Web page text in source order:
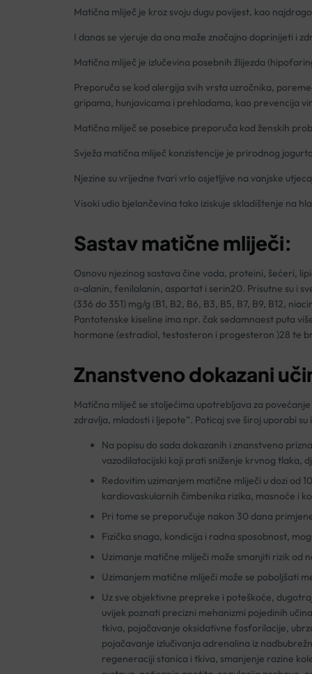
Matična mliječ je kroz svoju dugu povijest, kao
I danas se vjeruje da ona može značajno doprinijeti i
Matična mliječ je izlučevina posebnih žlijezda
Preporuča se kod alergija svih vrsta uzročnika,
gripama, hunjavicama i prehladama, kao prevencija
Matična mliječ se posebice preporuča kod ženskih
Svježa matična mliječ konzistencije je prirodnog
Njezine su vrijedne tvari vrlo osjetljive na vanjske
Visoki udio bjelančevina tako iziskuje skladištenje na
Sastav matične mliječi:
Osnovu njezinog sastava čine voda, proteini, šećeri,
α-alanin, fenilalanin, aspartat i serin20. Prisutne su i
(336 do 351) mg/g (B1, B2, B6, B3, B5, B7, B9, B12,
Pantotenske kiseline ima npr. čak sedamnaest puta
hormone (estradiol, testosteron i progesteron )28 te
Znanstveno dokazani
Matična mliječ se stoljećima upotrebljava za
zdravlja, mladosti i ljepote”. Poticaj sve široj uporabi
Na popisu do sada dokazanih i znanstveno
vazodilatacijski koji prati sniženje krvnog tlaka,
Redovitim uzimanjem matične mliječi u dozi od
kardiovaskularnih čimbenika rizika, masnoće i
Pri tome se preporučuje nakon 30 dana
Fizička snaga, kondicija i radna sposobnost,
Uzimanje matične mliječi može smanjiti rizik od
Uzimanjem matične mliječi može se poboljšati
Uz sve objektivne prepreke i poteškoće,
uvijek poznati precizni mehanizmi pojedinih
tkiva, pojačavanje oksidativne fosforilacije,
pojačavanje izlučivanja adrenalina iz
regeneraciji stanica i tkiva, smanjenje razine